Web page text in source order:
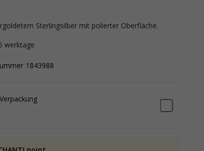
Sterlingsilber mit polierter Oberfläche.
werktage
1843988